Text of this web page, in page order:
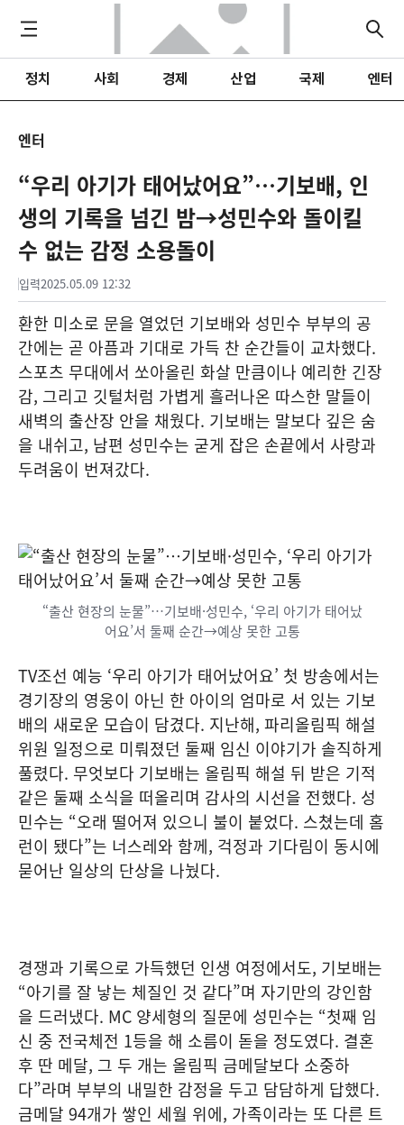
정치 사회 경제 산업 국제 엔터
엔터
“우리 아기가 태어났어요”…기보배, 인
생의 기록을 넘긴 밤→성민수와 돌이킬
수 없는 감정 소용돌이
입력2025.05.09 12:32
환한 미소로 문을 열었던 기보배와 성민수 부부의 공
간에는 곧 아픔과 기대로 가득 찬 순간들이 교차했다.
스포츠 무대에서 쏘아올린 화살 만큼이나 예리한 긴장
감, 그리고 깃털처럼 가볍게 흘러나온 따스한 말들이
새벽의 출산장 안을 채웠다. 기보배는 말보다 깊은 숨
을 내쉬고, 남편 성민수는 굳게 잡은 손끝에서 사랑과
두려움이 번져갔다.
“출산 현장의 눈물”…기보배·성민수, ‘우리 아기가 태어났
어요’서 둘째 순간→예상 못한 고통
TV조선 예능 ‘우리 아기가 태어났어요’ 첫 방송에서는
경기장의 영웅이 아닌 한 아이의 엄마로 서 있는 기보
배의 새로운 모습이 담겼다. 지난해, 파리올림픽 해설
위원 일정으로 미뤄졌던 둘째 임신 이야기가 솔직하게
풀렸다. 무엇보다 기보배는 올림픽 해설 뒤 받은 기적
같은 둘째 소식을 떠올리며 감사의 시선을 전했다. 성
민수는 “오래 떨어져 있으니 불이 붙었다. 스쳤는데 홈
런이 됐다”는 너스레와 함께, 걱정과 기다림이 동시에
묻어난 일상의 단상을 나눴다.
경쟁과 기록으로 가득했던 인생 여정에서도, 기보배는
“아기를 잘 낳는 체질인 것 같다”며 자기만의 강인함
을 드러냈다. MC 양세형의 질문에 성민수는 “첫째 임
신 중 전국체전 1등을 해 소름이 돋을 정도였다. 결혼
후 딴 메달, 그 두 개는 올림픽 금메달보다 소중하
다”라며 부부의 내밀한 감정을 두고 담담하게 답했다.
금메달 94개가 쌓인 세월 위에, 가족이라는 또 다른 트